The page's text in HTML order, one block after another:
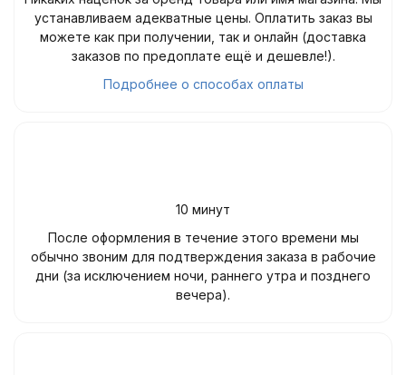
устанавливаем адекватные цены. Оплатить заказ вы
можете как при получении, так и онлайн (доставка
заказов по предоплате ещё и дешевле!).
Подробнее о способах оплаты
10 минут
После оформления в течение этого времени мы
обычно звоним для подтверждения заказа в рабочие
дни (за исключением ночи, раннего утра и позднего
вечера).